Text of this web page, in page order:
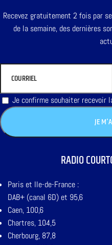
Recevez gratuitement 2 fois par
de la semaine, des dernières
Je confirme souhaiter recevoir
RADIO
Paris et Ile-de-France :
DAB+ (canal 6D) et 95,6
Caen, 100,6
Chartres, 104,5
Cherbourg, 87,8